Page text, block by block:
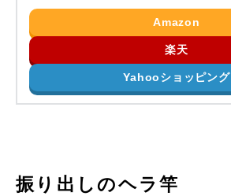
Amazon
楽天
Yahooショッピング
振り出しのヘラ竿